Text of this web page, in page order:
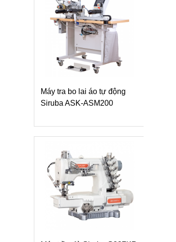
Máy vắt sổ Siruba 700L